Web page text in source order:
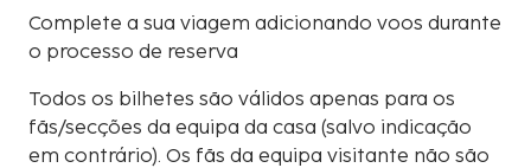
Complete a sua viagem adicionando voos durante
o processo de reserva
Todos os bilhetes são válidos apenas para os
fãs/secções da equipa da casa (salvo indicação
em contrário). Os fãs da equipa visitante não são